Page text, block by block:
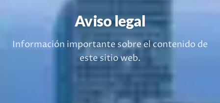
Aviso legal
Información importante sobre el contenido de
este sitio web.